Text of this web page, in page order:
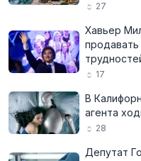
27
Хавьер
17
В
агента
28
Депутат